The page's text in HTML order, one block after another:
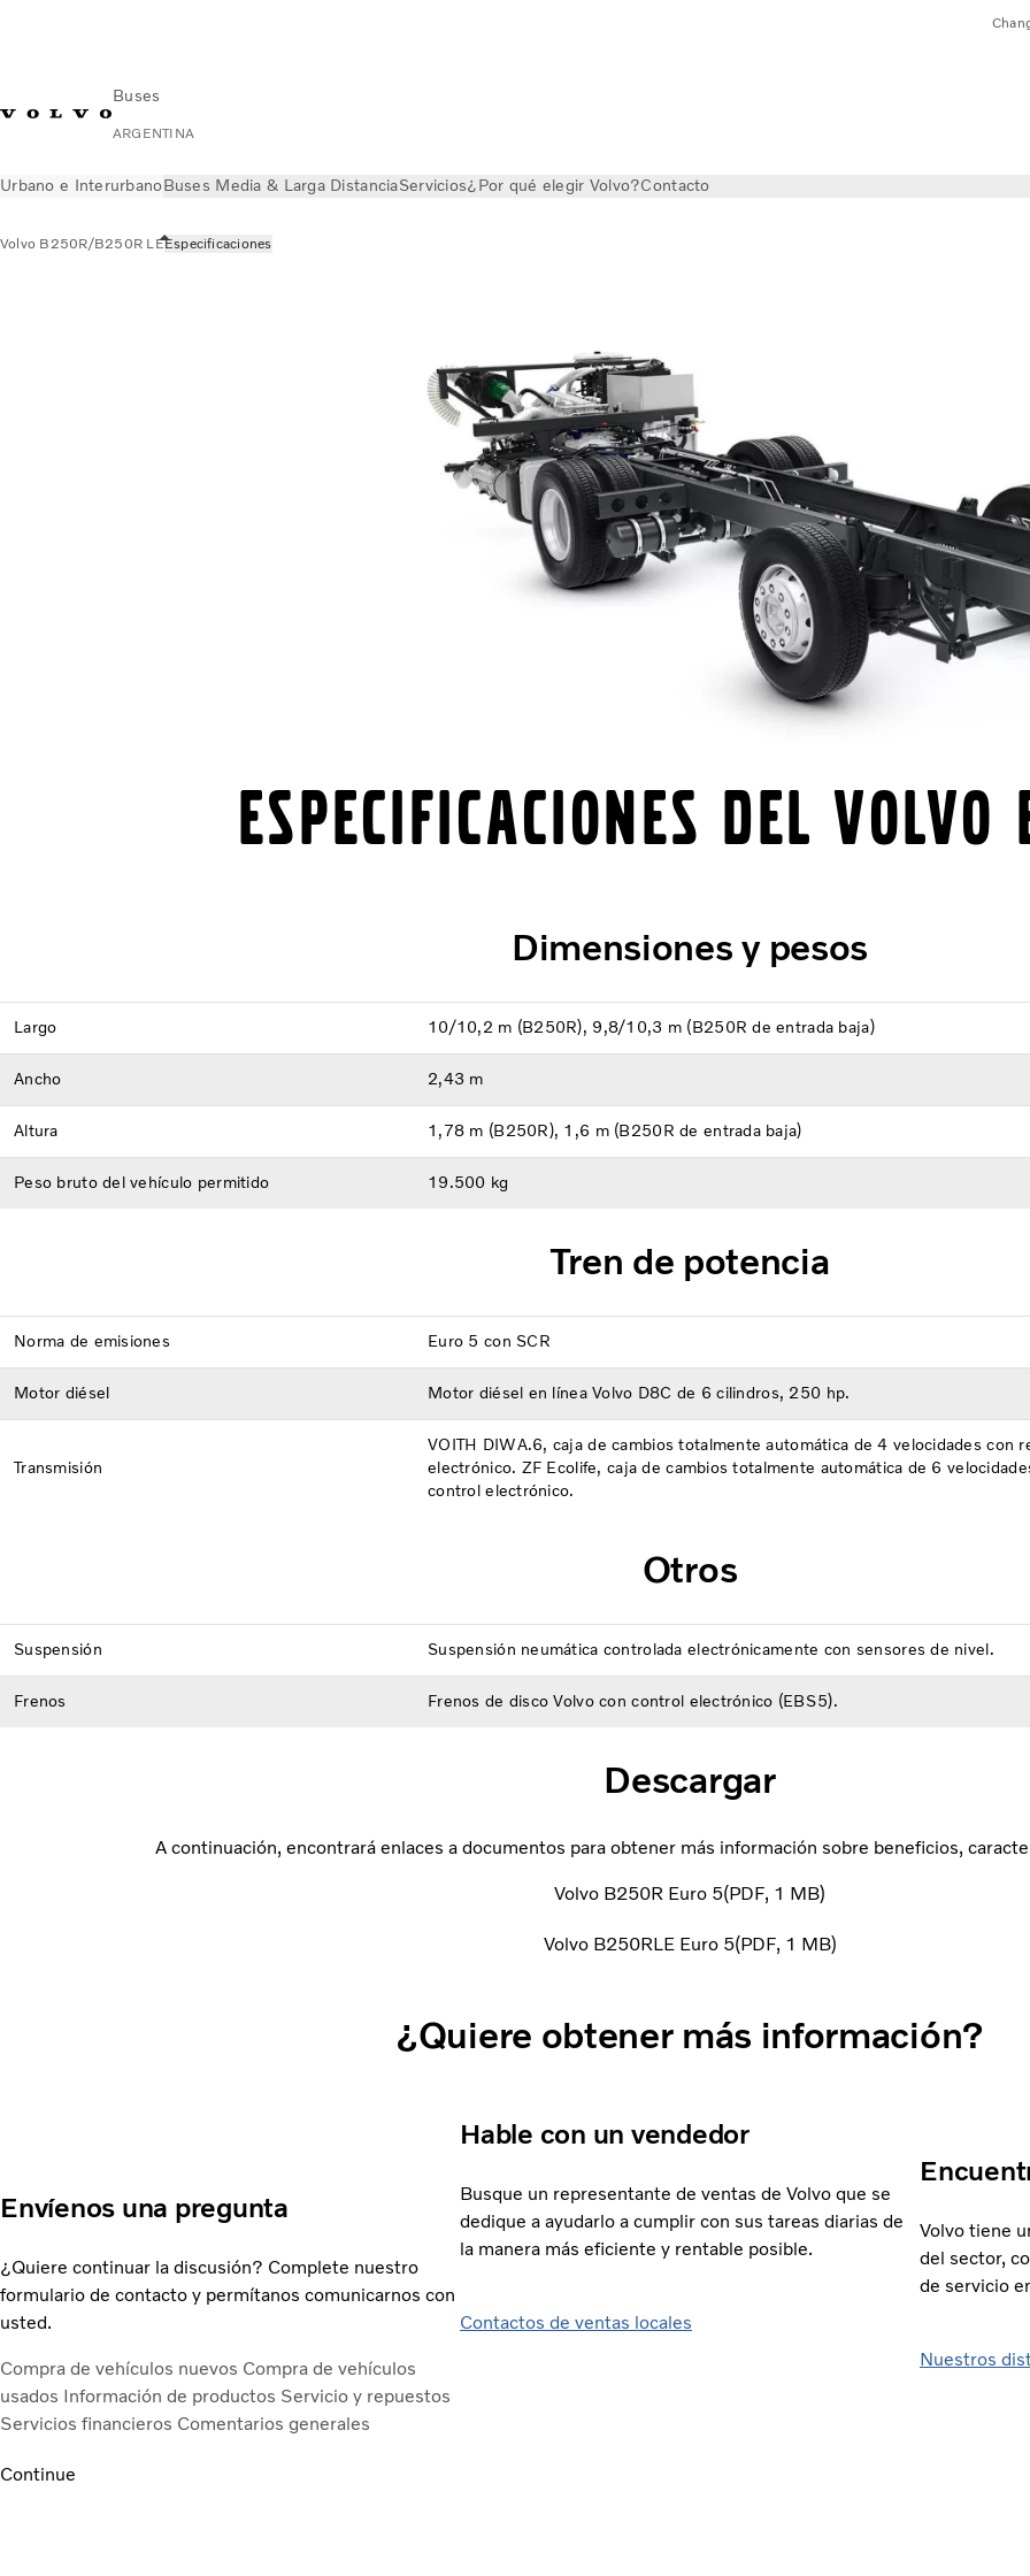
Buses
ARGENTINA
Urbano e InterurbanoBuses Media & Larga DistanciaServicios¿Por qué elegir Volvo?Contacto
Volvo B250R/B250R LEEspecificaciones
ESPECIFICACIONES DEL
Dimensiones y pesos
Largo 10/10,2 m (B250R), 9,8/10,3 m (B250R de entrada baja)
Ancho 2,43 m
Altura 1,78 m (B250R), 1,6 m (B250R de entrada baja)
Peso bruto del vehículo permitido 19.500 kg
Tren de potencia
Norma de emisiones Euro 5 con SCR
Motor diésel Motor diésel en línea Volvo D8C de 6 cilindros, 250 hp.
Transmisión
VOITH DIWA.6, caja de cambios totalmente automática de 4 velocidades con
electrónico. ZF Ecolife, caja de cambios totalmente automática de 6
control electrónico.
Otros
Suspensión Suspensión neumática controlada electrónicamente con sensores de nivel.
Frenos Frenos de disco Volvo con control electrónico (EBS5).
Descargar
A continuación, encontrará enlaces a documentos para obtener más información sobre beneficios,
Volvo B250R Euro 5 PDF 1 MB
Volvo B250RLE Euro 5 PDF 1 MB
¿Quiere obtener más información?
Envíenos una pregunta
¿Quiere continuar la discusión? Complete nuestro
formulario de contacto y permítanos comunicarnos con
usted.
Compra de vehículos nuevos Compra de vehículos
usados Información de productos Servicio y repuestos
Servicios financieros Comentarios generales
Continue
Hable con un vendedor
Busque un representante de ventas de Volvo que se
dedique a ayudarlo a cumplir con sus tareas diarias de
la manera más eficiente y rentable posible.
Contactos de ventas locales
Volvo tiene
del sector,
de servicio
Nuestros